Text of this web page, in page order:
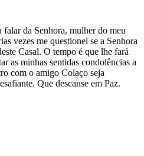
falar da Senhora, mulher do meu
vezes me questionei se a Senhora
Casal. O tempo é que lhe fará
as minhas sentidas condolências a
com o amigo Colaço seja
Que descanse em Paz.